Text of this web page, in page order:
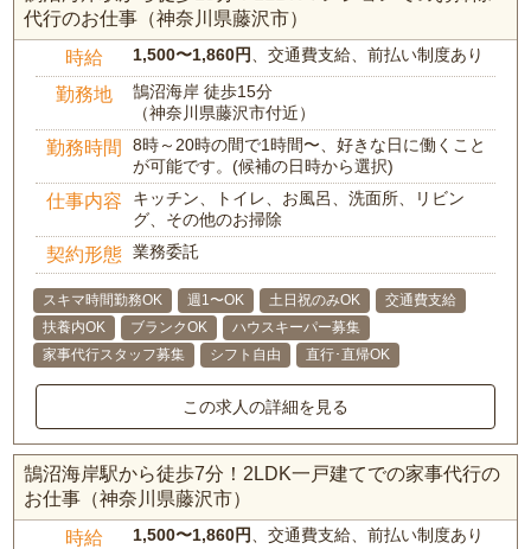
代行のお仕事（神奈川県藤沢市）
時給 1,500〜1,860円 、交通費支給、前払い制度あり
勤務地
鵠沼海岸 徒歩15分
（神奈川県藤沢市付近）
勤務時間
8時～20時の間で1時間〜、好きな日に働くこと
が可能です。(候補の日時から選択)
仕事内容
キッチン、トイレ、お風呂、洗面所、リビン
グ、その他のお掃除
契約形態 業務委託
スキマ時間勤務OK 週1〜OK 土日祝のみOK
交通費支給
扶養内OK
ブランクOK
ハウスキーパー募集
家事代行スタッフ募集
シフト自由 直行･直帰OK
この求人の詳細を見る
鵠沼海岸駅から徒歩7分！2LDK一戸建てでの家事代行の
お仕事（神奈川県藤沢市）
時給 1,500〜1,860円 、交通費支給、前払い制度あり